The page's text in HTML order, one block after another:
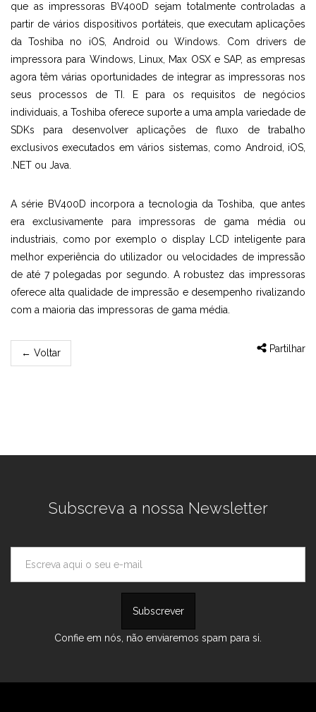
que as impressoras BV400D sejam totalmente controladas a
partir de vários dispositivos portáteis, que executam aplicações
da Toshiba no iOS, Android ou Windows. Com drivers de
impressora para Windows, Linux, Max OSX e SAP, as empresas
agora têm várias oportunidades de integrar as impressoras nos
seus processos de TI. E para os requisitos de negócios
individuais, a Toshiba oferece suporte a uma ampla variedade de
SDKs para desenvolver aplicações de fluxo de trabalho
exclusivos executados em vários sistemas, como Android, iOS,
.NET ou Java.
A série BV400D incorpora a tecnologia da Toshiba, que antes
era exclusivamente para impressoras de gama média ou
industriais, como por exemplo o display LCD inteligente para
melhor experiência do utilizador ou velocidades de impressão
de até 7 polegadas por segundo. A robustez das impressoras
oferece alta qualidade de impressão e desempenho rivalizando
com a maioria das impressoras de gama média.
← Voltar Partilhar
Subscreva a nossa Newsletter
Confie em nós, não enviaremos spam para si.